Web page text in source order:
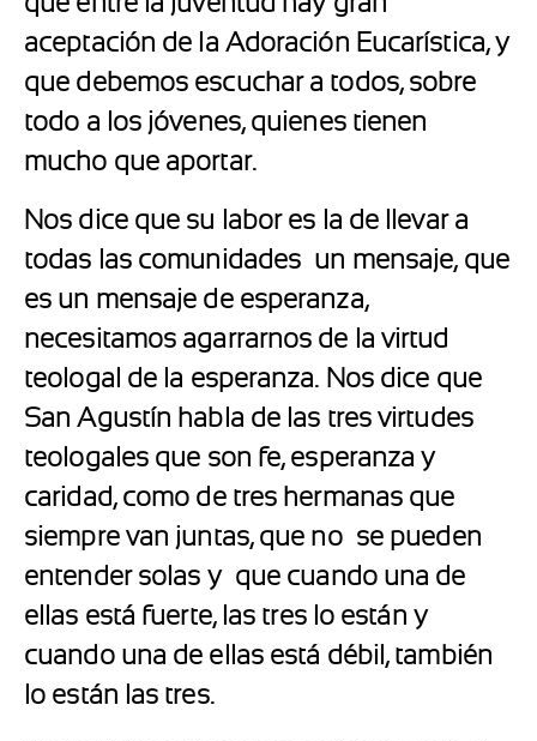
aceptación de la Adoración Eucarística, y
que debemos escuchar a todos, sobre
todo a los jóvenes, quienes tienen
mucho que aportar.
Nos dice que su labor es la de llevar a
todas las comunidades un mensaje, que
es un mensaje de esperanza,
necesitamos agarrarnos de la virtud
teologal de la esperanza. Nos dice que
San Agustín habla de las tres virtudes
teologales que son fe, esperanza y
caridad, como de tres hermanas que
siempre van juntas, que no se pueden
entender solas y que cuando una de
ellas está fuerte, las tres lo están y
cuando una de ellas está débil, también
lo están las tres.